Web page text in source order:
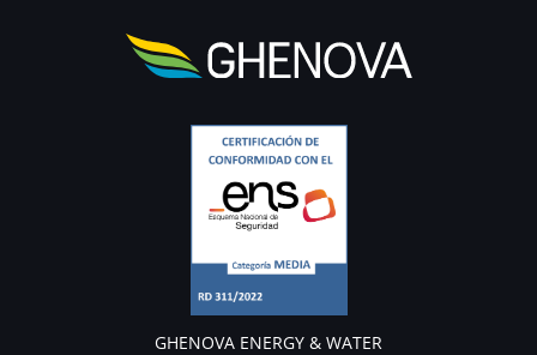
GHENOVA ENERGY & WATER